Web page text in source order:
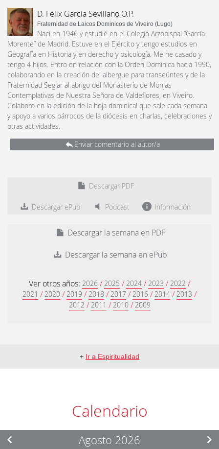
D. Félix García Sevillano O.P.
Fraternidad de Laicos Dominicos de Viveiro (Lugo)
Nací en 1946 y estudié en el Colegio Arzobispal “García
Morente” de Madrid. Estuve en el Ejército y tengo estudios en
Geografía en Historia y en derecho y psicología. Me he casado y
tengo 4 hijos. Entro en relación con la Orden Dominica hacia 1990,
colaborando en la creación del albergue para transeúntes y de la
Fraternidad Seglar al abrigo del Monasterio de Monjas
Contemplativas de Nuestra Señora de Valdeflores, en Viveiro.
Colaboro en la edición de la hoja dominical que sale cada semana
y apoyo a varios párrocos de la diócesis en charlas, celebraciones y
otras actividades.
Enviar comentario al autor/a
Descargar PDF
Descargar ePub Podcast Información
Descargar la semana en PDF
Descargar la semana en ePub
Ver otros años: 2026 / 2025 / 2024 / 2023 / 2022 /
2021 / 2020 / 2019 / 2018 / 2017 / 2016 / 2014 / 2013 /
2012 / 2011 / 2010 / 2009
+ Ir a Espiritualidad
Calendario
Agosto 2026